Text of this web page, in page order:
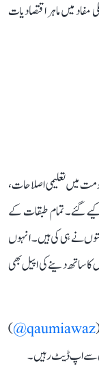
میں ماہر اقتصادیات
میں تعلیمی اصلاحات،
کیے گئے۔ تمام طبقات کے
نے ہی کی ہیں۔ انہوں
ساتھ دینے کی اپیل بھی
qaumiawaz@
)
سے اپ ڈیٹ رہیں۔